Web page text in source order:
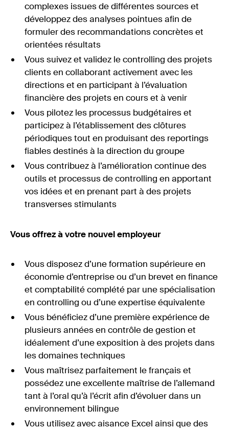
complexes issues de différentes sources et
développez des analyses pointues afin de
formuler des recommandations concrètes et
orientées résultats
Vous suivez et validez le controlling des projets
clients en collaborant activement avec les
directions et en participant à l’évaluation
financière des projets en cours et à venir
Vous pilotez les processus budgétaires et
participez à l’établissement des clôtures
périodiques tout en produisant des reportings
fiables destinés à la direction du groupe
Vous contribuez à l’amélioration continue des
outils et processus de controlling en apportant
vos idées et en prenant part à des projets
transverses stimulants
Vous offrez à votre nouvel employeur
Vous disposez d’une formation supérieure en
économie d’entreprise ou d’un brevet en finance
et comptabilité complété par une spécialisation
en controlling ou d’une expertise équivalente
Vous bénéficiez d’une première expérience de
plusieurs années en contrôle de gestion et
idéalement d’une exposition à des projets dans
les domaines techniques
Vous maîtrisez parfaitement le français et
possédez une excellente maîtrise de l’allemand
tant à l’oral qu’à l’écrit afin d’évoluer dans un
environnement bilingue
Vous utilisez avec aisance Excel ainsi que des